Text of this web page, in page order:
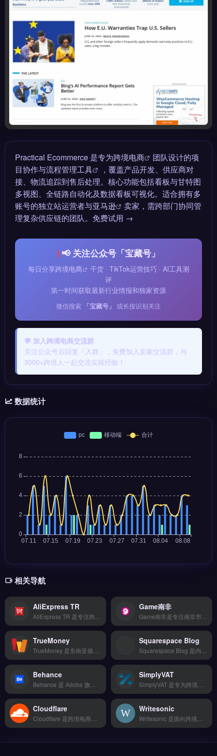
Practical Ecommerce 是专为跨境电商
团队设计的项
目协作与流程管理工具
，覆盖产品开发、供应商对
接、物流追踪到售后处理。核心功能包括看板与甘特图
多视图、全链路自动化及数据看板可视化。适合拥有多
账号的独立站运营者与亚马逊
卖家，需跨部门协同管
理复杂供应链的团队。免费试用 →
📢 关注公众号「宝藏号」
每日分享跨境电商
干货 · TikTok运营技巧 · AI工具测
评
第一时间获取最新行业情报和独家资源
微信搜索 「宝藏号」 或长按识别关注
💬 加入跨境电商交流群
关注公众号后回复「入群」，免费加入卖家交流群，与
3000+跨境人一起交流实操经验！
数据统计
相关导航
AliExpress TR Game南非
TrueMoney Squarespace Blog
Behance SimplyVAT
Cloudflare Writesonic